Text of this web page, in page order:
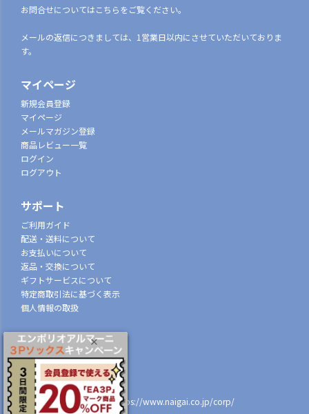
お問合せについてはこちらをご覧ください。
メールの返信につきましては、1営業日以内にさせていただいておりま
す。
マイページ
新規会員登録
マイページ
メールマガジン登録
商品レビュー一覧
ログイン
ログアウト
サポート
ご利用ガイド
配送・送料について
お支払いについて
返品・交換について
ギフトサービスについて
特定商取引法に基づく表示
個人情報の取扱
会社概要
株式会社ナイガイ
(東証スタンダード市場上場)
107-0052
東京都港区赤坂7丁目8-5https://www.naigai.co.jp/corp/